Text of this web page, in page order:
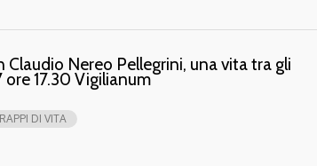
Claudio Nereo Pellegrini, una vita tra gli
17.30 Vigilianum
DI VITA